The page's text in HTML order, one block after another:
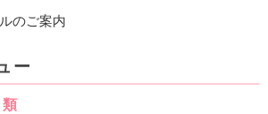
のご案内
ー